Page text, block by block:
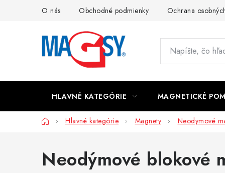
O nás Obchodné podmienky Ochrana
HLAVNÉ KATEGÓRIE MAGNETICKÉ
DomovHlavné kategórie Magnety Neodymové
Neodýmové blokové